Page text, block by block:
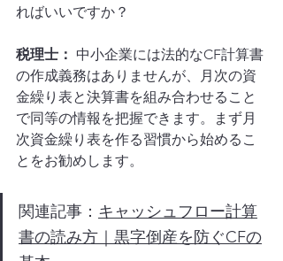
ればいいですか？
税理士： 中小企業には法的なCF計算書
の作成義務はありませんが、月次の資
金繰り表と決算書を組み合わせること
で同等の情報を把握できます。まず月
次資金繰り表を作る習慣から始めるこ
とをお勧めします。
関連記事： キャッシュフロー計算
書の読み方｜黒字倒産を防ぐCFの